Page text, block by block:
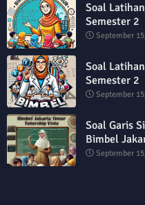
Soal
Semester 2
September
Soal
Semester 2
September
Soal Garis
Bimbel
September